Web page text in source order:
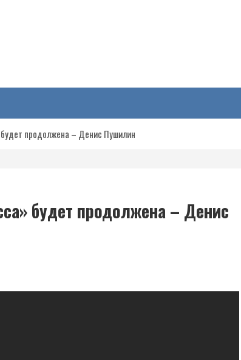
продолжена – Денис Пушилин
будет продолжена – Денис